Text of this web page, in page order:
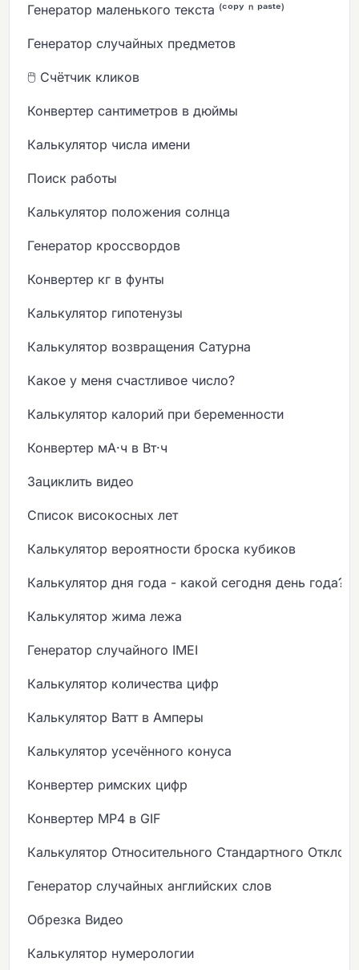
Генератор маленького текста ⁽ᶜᵒᵖʸ ⁿ ᵖᵃˢᵗᵉ⁾
Генератор случайных предметов
🖱️ Счётчик кликов
Конвертер сантиметров в дюймы
Калькулятор числа имени
Поиск работы
Калькулятор положения солнца
Генератор кроссвордов
Конвертер кг в фунты
Калькулятор гипотенузы
Калькулятор возвращения Сатурна
Какое у меня счастливое число?
Калькулятор калорий при беременности
Конвертер мА·ч в Вт·ч
Зациклить видео
Список високосных лет
Калькулятор вероятности броска кубиков
Калькулятор дня года - какой сегодня день года?
Калькулятор жима лежа
Генератор случайного IMEI
Калькулятор количества цифр
Калькулятор Ватт в Амперы
Калькулятор усечённого конуса
Конвертер римских цифр
Конвертер MP4 в GIF
Калькулятор Относительного Стандартного
Генератор случайных английских слов
Обрезка Видео
Калькулятор нумерологии